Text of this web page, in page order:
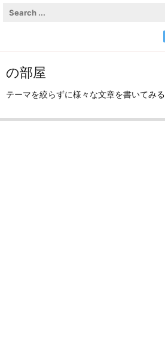
の部屋
テーマを絞らずに様々な文章を書いてみる